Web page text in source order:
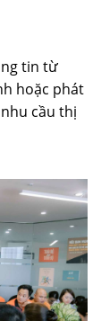
tin từ
hoặc phát
cầu thị